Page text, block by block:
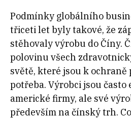
Podmínky globálního
třiceti let byly takové, že
stěhovaly výrobu do Číny.
polovinu všech
světě, které jsou k ochraně
potřeba. Výrobci jsou často
americké firmy, ale své
především na čínský trh.